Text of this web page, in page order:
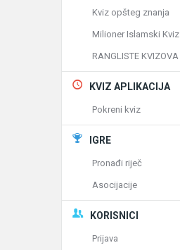
Kviz opšteg znanja
Milioner Islamski Kviz
RANGLISTE KVIZOVA
KVIZ APLIKACIJA
Pokreni kviz
IGRE
Pronađi riječ
Asocijacije
KORISNICI
Prijava